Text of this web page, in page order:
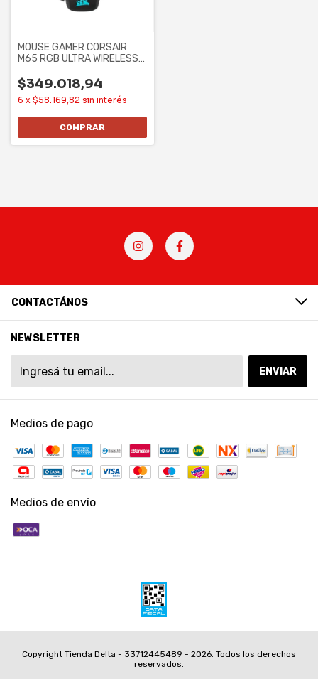
MOUSE GAMER CORSAIR
M65 RGB ULTRA WIRELESS
$349.018,94
6 x $58.169,82 sin interés
CONTACTÁNOS
NEWSLETTER
Medios de pago
Medios de envío
Copyright Tienda Delta - 33712445489 - 2026. Todos los derechos
reservados.